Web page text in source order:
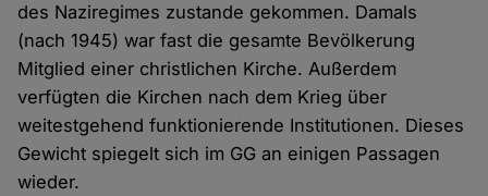
des Naziregimes zustande gekommen. Damals
(nach 1945) war fast die gesamte Bevölkerung
Mitglied einer christlichen Kirche. Außerdem
verfügten die Kirchen nach dem Krieg über
weitestgehend funktionierende Institutionen. Dieses
Gewicht spiegelt sich im GG an einigen Passagen
wieder.